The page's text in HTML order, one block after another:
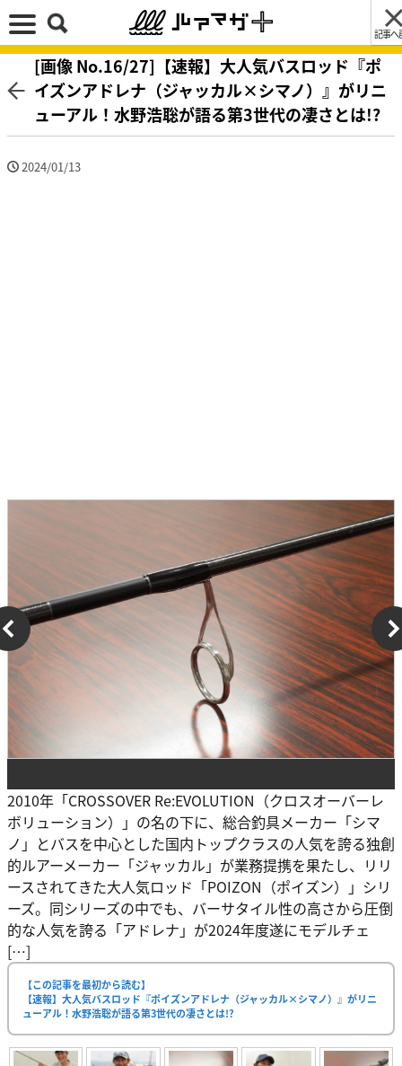
記事へ
[画像 No.16/27]【速報】大人気バスロッド『ポ
イズンアドレナ（ジャッカル×シマノ）』がリニ
ューアル！水野浩聡が語る第3世代の凄さとは!?
2024/01/13
2010年「CROSSOVER Re:EVOLUTION（クロスオーバーレ
ボリューション）」の名の下に、総合釣具メーカー「シマ
ノ」とバスを中心とした国内トップクラスの人気を誇る独創
的ルアーメーカー「ジャッカル」が業務提携を果たし、リリ
ースされてきた大人気ロッド「POIZON（ポイズン）」シリ
ーズ。同シリーズの中でも、バーサタイル性の高さから圧倒
的な人気を誇る「アドレナ」が2024年度遂にモデルチェ
[…]
【この記事を最初から読む】
【速報】大人気バスロッド『ポイズンアドレナ（ジャッカル×シマノ）』がリニ
ューアル！水野浩聡が語る第3世代の凄さとは!?